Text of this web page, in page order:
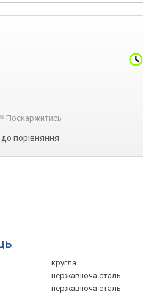
Поскаржитись
порівняння
кругла
нержавіюча сталь
нержавіюча сталь